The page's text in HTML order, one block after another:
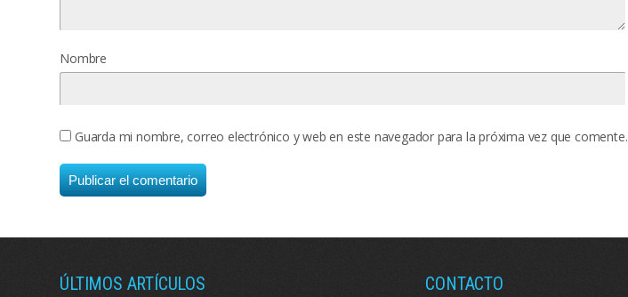
Nombre
Guarda mi nombre, correo electrónico y web en este navegador para la próxima vez que comente.
ÚLTIMOS ARTÍCULOS CONTACTO